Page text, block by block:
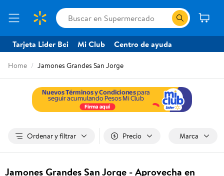
Tarjeta Lider Bci Mi Club Centro de ayuda
Home Jamones Grandes San Jorge
Ordenar y filtrar Precio Marca
Jamones Grandes San Jorge - Aprovecha en